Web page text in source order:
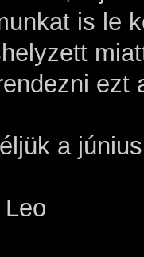
is le
ezt
a